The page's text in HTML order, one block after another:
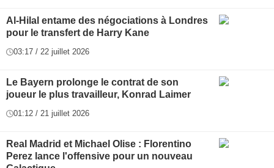
Al-Hilal entame des négociations à Londres
pour le transfert de Harry Kane
03:17 / 22 juillet 2026
Le Bayern prolonge le contrat de son
joueur le plus travailleur, Konrad Laimer
01:12 / 21 juillet 2026
Real Madrid et Michael Olise : Florentino
Perez lance l'offensive pour un nouveau